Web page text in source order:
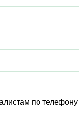
по телефону